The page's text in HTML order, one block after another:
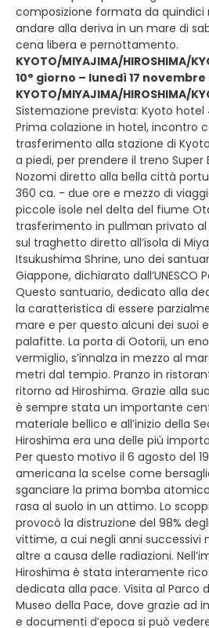
composizione formata da
andare alla deriva in un mare di
cena libera e pernottamento.
KYOTO/MIYAJIMA/HIROSHIMA/
10° giorno – lunedì 17 novembre
KYOTO/MIYAJIMA/HIROSHIMA/
Sistemazione prevista: Kyoto hotel
Prima colazione in hotel, incontro
trasferimento alla stazione di
a piedi, per prendere il treno Super
Nozomi diretto alla bella città
360 ca. - due ore e mezzo di
piccole isole nel delta del fiume
trasferimento in pullman privato
sul traghetto diretto all’isola di
Itsukushima Shrine, uno dei
Giappone, dichiarato dall’UNESCO
Questo santuario, dedicato alla
la caratteristica di essere
mare e per questo alcuni dei suoi
palafitte. La porta di Ootorii, un
vermiglio, s’innalza in mezzo al
metri dal tempio. Pranzo in
ritorno ad Hiroshima. Grazie alla
è sempre stata un importante
materiale bellico e all’inizio della
Hiroshima era una delle più
Per questo motivo il 6 agosto del
americana la scelse come
sganciare la prima bomba
rasa al suolo in un attimo. Lo
provocò la distruzione del 98%
vittime, a cui negli anni successivi
altre a causa delle radiazioni.
Hiroshima è stata interamente
dedicata alla pace. Visita al Parco
Museo della Pace, dove grazie ad
e documenti d’epoca si può